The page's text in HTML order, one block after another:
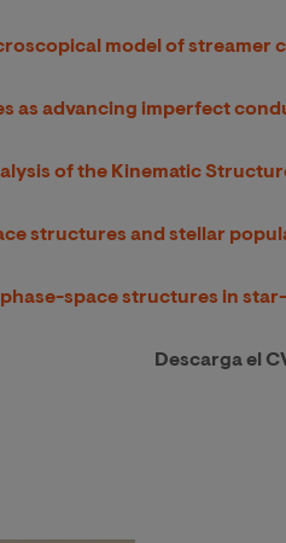
model of streamer
as advancing imperfect
of the Kinematic
structures and stellar
space structures in
Descarga el